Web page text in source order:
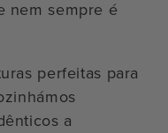
nem sempre é
perfeitas para
a